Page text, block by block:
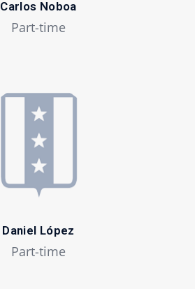
Carlos Noboa
Part-time
Daniel López
Part-time